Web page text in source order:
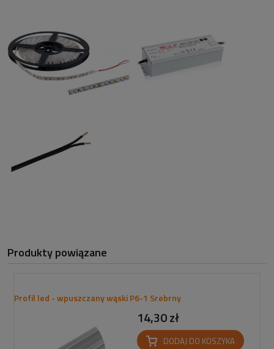
Produkty powiązane
Profil led - wpuszczany wąski P6-1 Srebrny
14,30 zł
DODAJ DO KOSZYKA